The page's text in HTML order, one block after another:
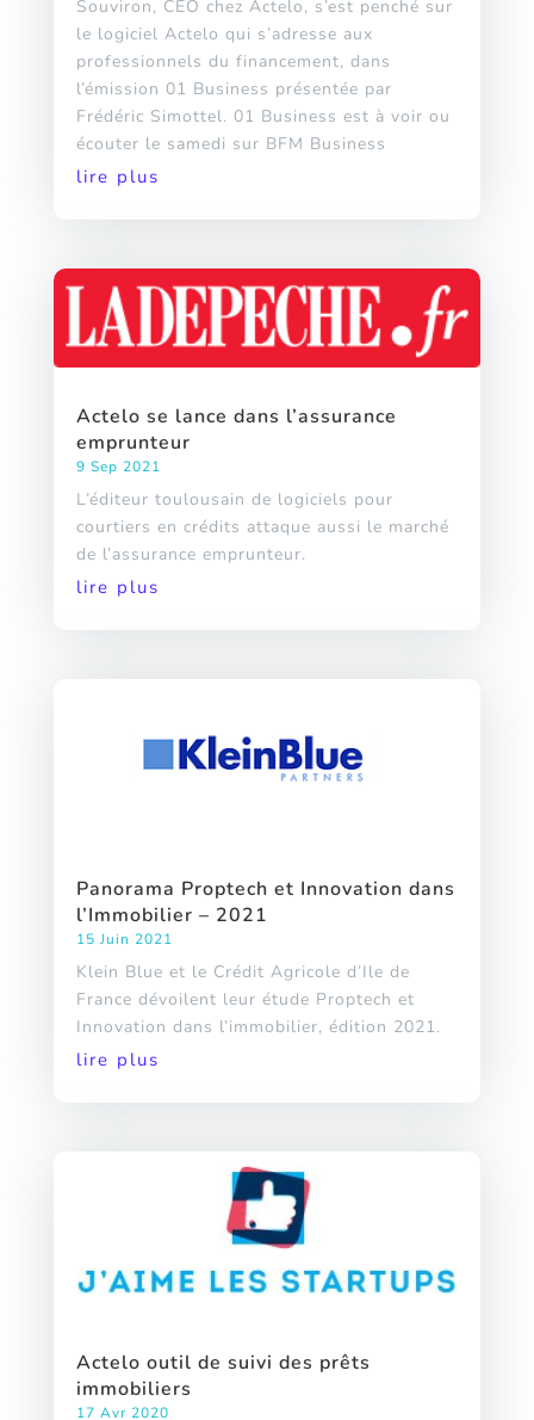
Souviron, CEO chez Actelo, s’est penché sur
le logiciel Actelo qui s’adresse aux
professionnels du financement, dans
l’émission 01 Business présentée par
Frédéric Simottel. 01 Business est à voir ou
écouter le samedi sur BFM Business
lire plus
Actelo se lance dans l’assurance
emprunteur
9 Sep 2021
L’éditeur toulousain de logiciels pour
courtiers en crédits attaque aussi le marché
de l’assurance emprunteur.
lire plus
Panorama Proptech et Innovation dans
l’Immobilier – 2021
15 Juin 2021
Klein Blue et le Crédit Agricole d’Ile de
France dévoilent leur étude Proptech et
Innovation dans l’immobilier, édition 2021.
lire plus
Actelo outil de suivi des prêts
immobiliers
17 Avr 2020